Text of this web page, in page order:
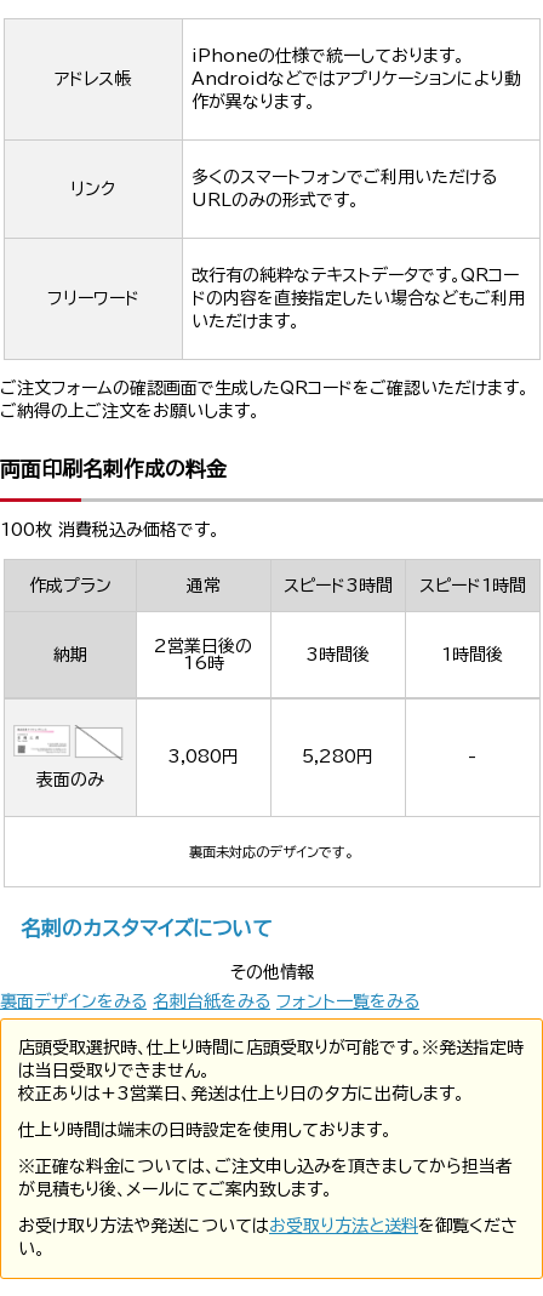
アドレス帳
iPhoneの仕様で統一しております。
Androidなどではアプリケーションにより動
作が異なります。
リンク
多くのスマートフォンでご利用いただける
URLのみの形式です。
フリーワード
改行有の純粋なテキストデータです。QRコー
ドの内容を直接指定したい場合などもご利用
いただけます。
ご注文フォームの確認画面で生成したQRコードをご確認いただけます。
ご納得の上ご注文をお願いします。
両面印刷名刺作成の料金
100枚 消費税込み価格です。
作成プラン 通常 スピード3時間 スピード1時間
納期
2営業日後の
16時
3時間後 1時間後
表面のみ
3,080円 5,280円 -
裏面未対応のデザインです。
名刺のカスタマイズについて
その他情報
裏面デザインをみる 名刺台紙をみる フォント一覧をみる
店頭受取選択時、仕上り時間に店頭受取りが可能です。※発送指定時
は当日受取りできません。
校正ありは+3営業日、発送は仕上り日の夕方に出荷します。
仕上り時間は端末の日時設定を使用しております。
※正確な料金については、ご注文申し込みを頂きましてから担当者
が見積もり後、メールにてご案内致します。
お受け取り方法や発送についてはお受取り方法と送料を御覧くださ
い。